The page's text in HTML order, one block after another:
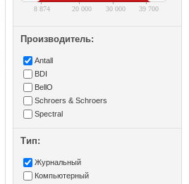
8 874 39 700
20 000 30 000
Производитель:
Antall
BDI
BellO
Schroers & Schroers
Spectral
Тип:
Журнальный
Компьютерный